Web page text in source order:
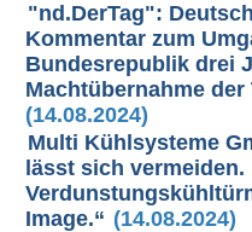
"nd.DerTag":
Kommentar zum
Bundesrepublik drei
Machtübernahme
(14.08.2024)
Multi Kühlsysteme
lässt sich
Image.“ (14.08.2024)